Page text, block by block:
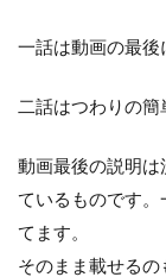
一話は動画の最後
二話はつわりの簡
動画最後の説明
ているものです。
てます。
そのまま載せる